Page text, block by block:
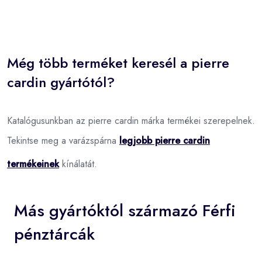
Még több terméket keresél a pierre
cardin gyártótól?
Katalógusunkban az pierre cardin márka termékei szerepelnek.
Tekintse meg a varázspárna legjobb pierre cardin
termékeinekkínálatát.
Más gyártóktól származó Férfi
pénztárcák